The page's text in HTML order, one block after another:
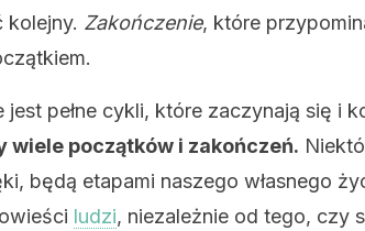
kolejny. Zakończenie, które
jest pełne cykli, które zaczynają się i
wiele początków i zakończeń.
będą etapami naszego własnego
ludzi, niezależnie od tego, czy